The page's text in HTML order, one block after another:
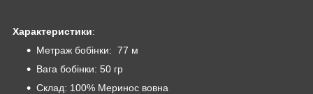
Характеристики:
Метраж бобінки: 77 м
Вага бобінки: 50 гр
Склад: 100% Меринос вовна